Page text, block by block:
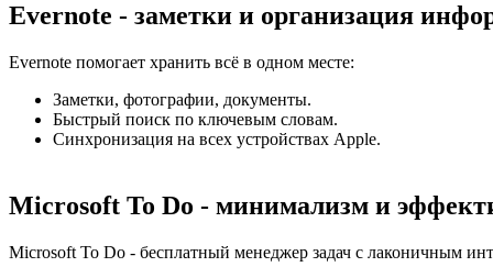
Evernote - заметки и организация
Evernote помогает хранить всё в одном месте:
Заметки, фотографии, документы.
Быстрый поиск по ключевым словам.
Синхронизация на всех устройствах Apple.
Microsoft To Do - минимализм и
Microsoft To Do - бесплатный менеджер задач с лаконичным